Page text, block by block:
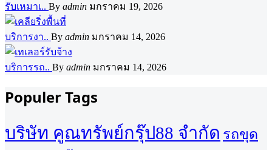
รับเหมาเ.. By admin มกราคม 19, 2026
บริการงา.. By admin มกราคม 14, 2026
บริการรถ.. By admin มกราคม 14, 2026
Populer Tags
บริษัท คูณทรัพย์กรุ๊ป88 จำกัด รถขุด